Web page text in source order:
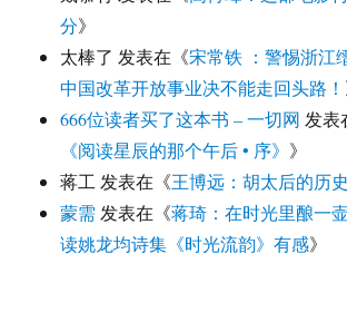
分》
太棒了 发表在《宋常铁 ：警惕浙江
中国改革开放事业决不能走回头路！
666位读者买了这本书 – 一切网 发表
《阅读星辰的那个午后 • 序》 》
蒋工 发表在《王博远：胡太后的历
蒙需 发表在《蒋琦：在时光里酿一
读姚龙均诗集《时光流韵》有感》